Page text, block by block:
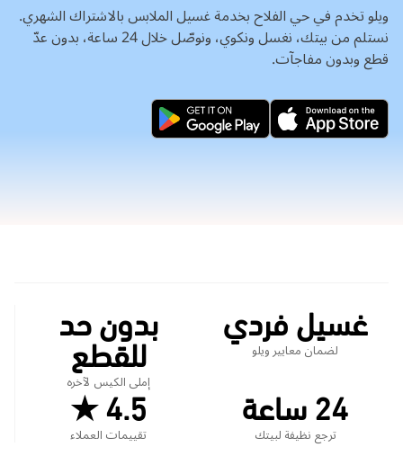
ويلو تخدم في حي الفلاح بخدمة غسيل الملابس بالاشتراك الشهري.
نستلم من بيتك، نغسل ونكوي، ونوصّل خلال 24 ساعة، بدون عدّ
قطع وبدون مفاجآت.
غسيل فردي
لضمان معايير ويلو
بدون حد
للقطع
إملى الكيس لآخره 24 ساعة
ترجع نظيفة لبيتك
4.5 ★
تقييمات العملاء